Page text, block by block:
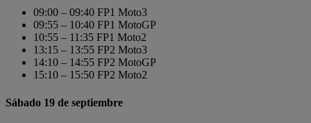
09:00 – 09:40 FP1 Moto3
09:55 – 10:40 FP1 MotoGP
10:55 – 11:35 FP1 Moto2
13:15 – 13:55 FP2 Moto3
14:10 – 14:55 FP2 MotoGP
15:10 – 15:50 FP2 Moto2
Sábado 19 de septiembre